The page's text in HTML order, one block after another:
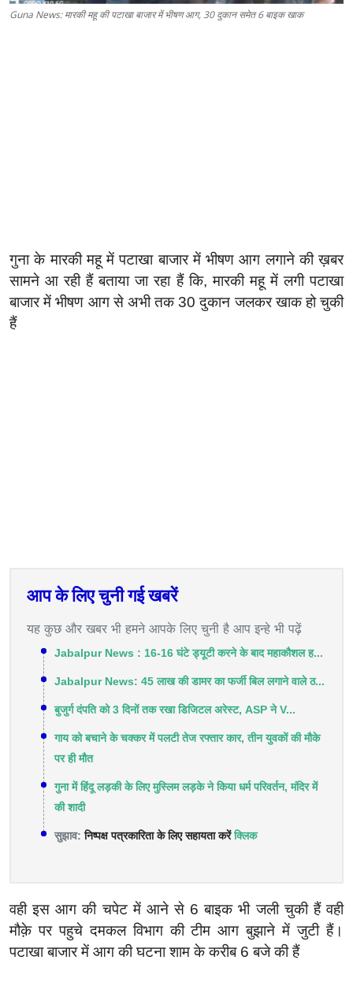
Guna News: मारकी महू की पटाखा बाजार में भीषण आग, 30 दुकान समेत 6 बाइक खाक
गुना के मारकी महू में पटाखा बाजार में भीषण आग लगाने की ख़बर
सामने आ रही हैंबताया जा रहा हैं कि, मारकी महू में लगी पटाखा
बाजार में भीषण आग से अभी तक 30 दुकान जलकर खाक हो चुकी
हैं
आप के लिए चुनी गई खबरें
यह कुछ और खबर भी हमने आपके लिए चुनी है आप इन्हे भी पढ़ें
Jabalpur News : 16-16 घंटे ड्यूटी करने के बाद महाकौशल ह...
Jabalpur News: 45 लाख की डामर का फर्जी बिल लगाने वाले ठ...
बुजुर्ग दंपति को 3 दिनों तक रखा डिजिटल अरेस्ट, ASP ने V...
गाय को बचाने के चक्कर में पलटी तेज रफ्तार कार, तीन युवकों की मौके
पर ही मौत
गुना में हिंदू लड़की के लिए मुस्लिम लड़के ने किया धर्म परिवर्तन, मंदिर में
की शादी
सुझाव:निष्पक्ष पत्रकारिता के लिए सहायता करेंक्लिक
वही इस आग की चपेट में आने से 6 बाइक भी जली चुकी हैं वही
मौक़े पर पहुचे दमकल विभाग की टीम आग बुझाने में जुटी हैं।
पटाखा बाजार में आग की घटना शाम के करीब 6 बजे की हैं